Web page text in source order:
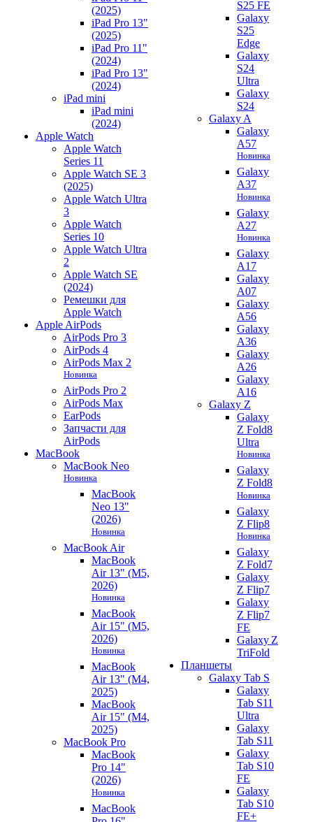
(2025)
iPad Pro 13"
(2025)
iPad Pro 11"
(2024)
iPad Pro 13"
(2024)
iPad mini
iPad mini
(2024)
Apple Watch
Apple Watch
Series 11
Apple Watch SE 3
(2025)
Apple Watch Ultra
3
Apple Watch
Series 10
Apple Watch Ultra
2
Apple Watch SE
(2024)
Ремешки для
Apple Watch
Apple AirPods
AirPods Pro 3
AirPods 4
AirPods Max 2
Новинка
AirPods Pro 2
AirPods Max
EarPods
Запчасти для
AirPods
MacBook
MacBook Neo
Новинка
MacBook
Neo 13"
(2026)
Новинка
MacBook Air
MacBook
Air 13" (M5,
2026)
Новинка
MacBook
Air 15" (M5,
2026)
Новинка
MacBook
Air 13" (M4,
2025)
MacBook
Air 15" (M4,
2025)
MacBook Pro
MacBook
Pro 14"
(2026)
Новинка
MacBook
S25 FE
Galaxy
S25
Edge
Galaxy
S24
Ultra
Galaxy
S24
Galaxy A
Galaxy
A57
Новинка
Galaxy
A37
Новинка
Galaxy
A27
Новинка
Galaxy
A17
Galaxy
A07
Galaxy
A56
Galaxy
A36
Galaxy
A26
Galaxy
A16
Galaxy Z
Galaxy
Z Fold8
Ultra
Новинка
Galaxy
Z Fold8
Новинка
Galaxy
Z Flip8
Новинка
Galaxy
Z Fold7
Galaxy
Z Flip7
Galaxy
Z Flip7
FE
Galaxy Z
TriFold
Планшеты
Galaxy Tab S
Galaxy
Tab S11
Ultra
Galaxy
Tab S11
Galaxy
Tab S10
FE
Galaxy
Tab S10
FE+